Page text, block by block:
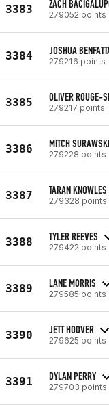
3383 ZACH
279052 points
3384 JOSHUA
279216 points
3385 OLIVER ROUGE-
279217 points
3386 MITCH SURAWSKI
279228 points
3387 TARAN KNOWLES
279328 points
3388 TYLER REEVES
279422 points
3389 LANE MORRIS
279585 points
3390 JETT HOOVER
279625 points
3391 DYLAN PERRY
279703 points